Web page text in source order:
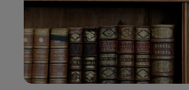
Katalog